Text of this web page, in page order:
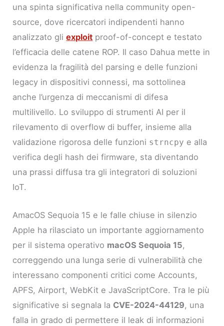
una spinta significativa nella community open-
source, dove ricercatori indipendenti hanno
analizzato gliexploit proof-of-concept e testato
l’efficacia delle catene ROP. Il caso Dahua mette in
evidenza la fragilità del parsing e delle funzioni
legacy in dispositivi connessi, ma sottolinea
anche l’urgenza di meccanismi di difesa
multilivello. Lo sviluppo di strumenti AI per il
rilevamento di overflow di buffer, insieme alla
validazione rigorosa delle funzioni strncpy e alla
verifica degli hash dei firmware, sta diventando
una prassi diffusa tra gli integratori di soluzioni
IoT.
AmacOS Sequoia 15 e le falle chiuse in silenzio
Apple ha rilasciato un importante aggiornamento
per il sistema operativo macOS Sequoia 15,
correggendo una lunga serie di vulnerabilità che
interessano componenti critici come Accounts,
APFS, Airport, WebKit e JavaScriptCore. Tra le più
significative si segnala la CVE-2024-44129, una
falla in grado di permettere il leak di informazioni